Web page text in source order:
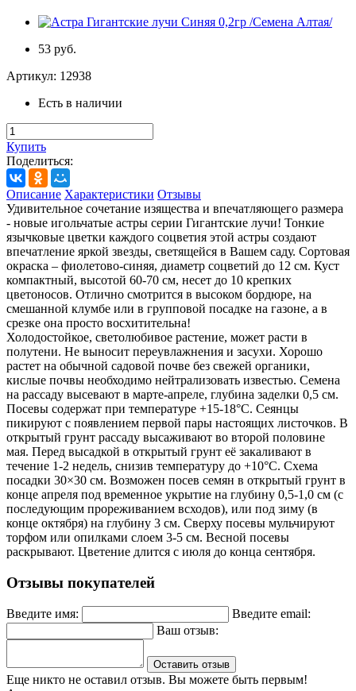
53 руб.
Артикул: 12938
Есть в наличии
Купить
Поделиться:
Описание Характеристики Отзывы
Удивительное сочетание изящества и впечатляющего размера
- новые игольчатые астры серии Гигантские лучи! Тонкие
язычковые цветки каждого соцветия этой астры создают
впечатление яркой звезды, светящейся в Вашем саду. Сортовая
окраска – фиолетово-синяя, диаметр соцветий до 12 см. Куст
компактный, высотой 60-70 см, несет до 10 крепких
цветоносов. Отлично смотрится в высоком бордюре, на
смешанной клумбе или в групповой посадке на газоне, а в
срезке она просто восхитительна!
Холодостойкое, светолюбивое растение, может расти в
полутени. Не выносит переувлажнения и засухи. Хорошо
растет на обычной садовой почве без свежей органики,
кислые почвы необходимо нейтрализовать известью. Семена
на рассаду высевают в марте-апреле, глубина заделки 0,5 см.
Посевы содержат при температуре +15-18°С. Сеянцы
пикируют с появлением первой пары настоящих листочков. В
открытый грунт рассаду высаживают во второй половине
мая. Перед высадкой в открытый грунт её закаливают в
течение 1-2 недель, снизив температуру до +10°С. Схема
посадки 30×30 см. Возможен посев семян в открытый грунт в
конце апреля под временное укрытие на глубину 0,5-1,0 см (с
последующим прореживанием всходов), или под зиму (в
конце октября) на глубину 3 см. Сверху посевы мульчируют
торфом или опилками слоем 3-5 см. Весной посевы
раскрывают. Цветение длится с июля до конца сентября.
Отзывы покупателей
Введите имя:
Введите email:
Ваш отзыв:
Оставить отзыв
Еще никто не оставил отзыв. Вы можете быть первым!